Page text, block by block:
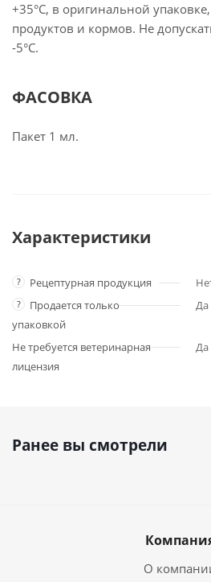
+35°С, в оригинальной
продуктов и кормов. Не
-5°С.
ФАСОВКА
Пакет 1 мл.
Характеристики
? Рецептурная продукция
?
Продается только
упаковкой
Да
Не требуется ветеринарная
лицензия
Да
Ранее вы смотрели
О